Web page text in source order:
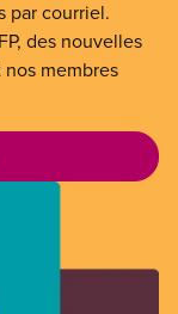
par courriel.
des nouvelles
membres